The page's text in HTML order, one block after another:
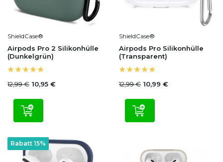
ShieldCase®
Airpods Pro 2 Silikonhülle
(Dunkelgrün)
12,99 € 10,95 €
ShieldCase®
Airpods Pro Silikonhülle
(Transparent)
12,99 € 10,99 €
Rabatt 15%